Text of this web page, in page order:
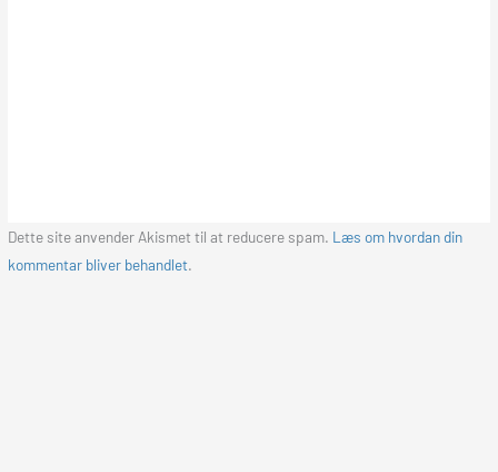
Dette site anvender Akismet til at reducere spam. Læs om hvordan din
kommentar bliver behandlet.